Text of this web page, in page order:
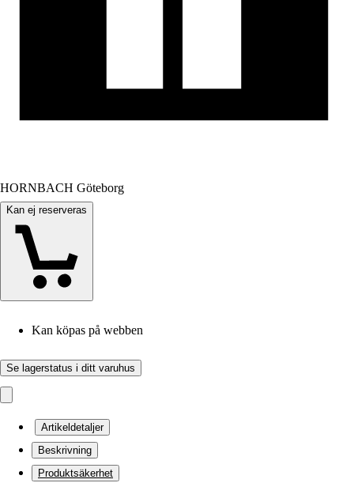
HORNBACH Göteborg
Kan ej reserveras
Kan köpas på webben
Se lagerstatus i ditt varuhus
Artikeldetaljer
Beskrivning
Produktsäkerhet